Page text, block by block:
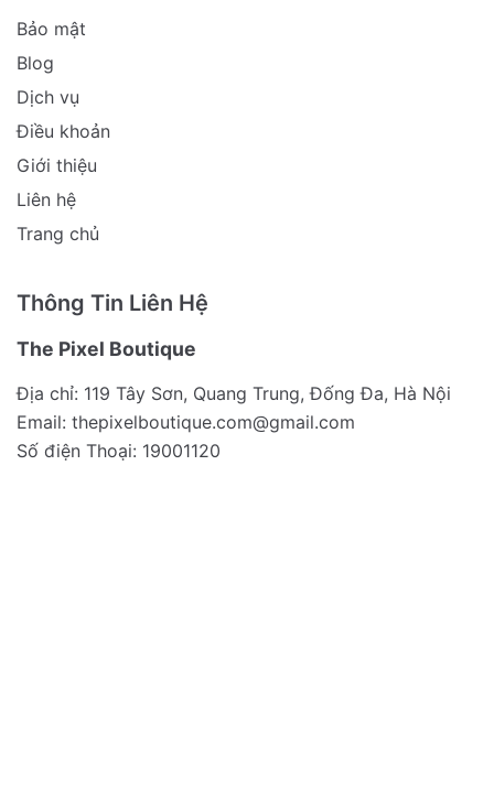
Bảo mật
Blog
Dịch vụ
Điều khoản
Giới thiệu
Liên hệ
Trang chủ
Thông Tin Liên Hệ
The Pixel Boutique
Địa chỉ: 119 Tây Sơn, Quang Trung, Đống Đa, Hà Nội
Email: thepixelboutique.com@gmail.com
Số điện Thoại: 19001120